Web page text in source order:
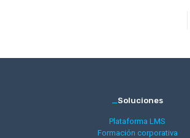
_Soluciones
Plataforma LMS
Formación corporativa